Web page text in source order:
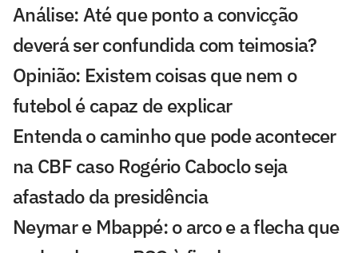
Análise: Até que ponto a convicção
deverá ser confundida com teimosia?
Opinião: Existem coisas que nem o
futebol é capaz de explicar
Entenda o caminho que pode acontecer
na CBF caso Rogério Caboclo seja
afastado da presidência
Neymar e Mbappé: o arco e a flecha que